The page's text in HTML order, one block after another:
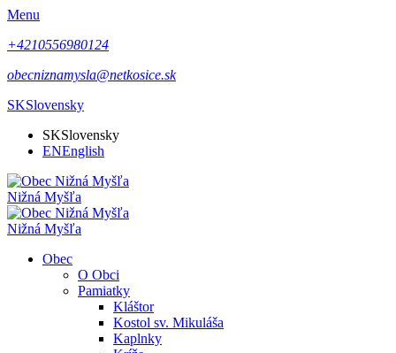
Menu
+4210556980124
obecniznamysla@netkosice.sk
SKSlovensky
SKSlovensky
ENEnglish
Nižná Myšľa
Nižná Myšľa
Obec
O Obci
Pamiatky
Kláštor
Kostol sv. Mikuláša
Kaplnky